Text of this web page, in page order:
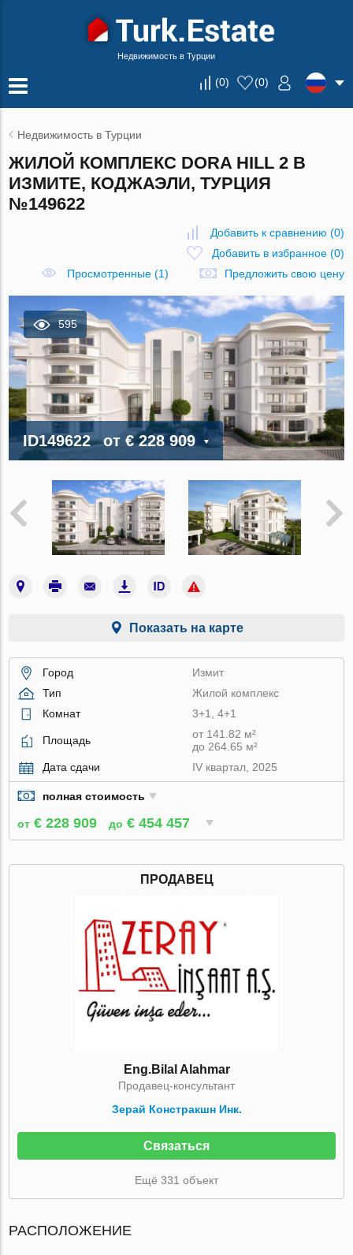
Недвижимость в Турции
(0) (0)
Недвижимость в Турции
ЖИЛОЙ КОМПЛЕКС DORA HILL 2 В
ИЗМИТЕ, КОДЖАЭЛИ, ТУРЦИЯ
№149622
Добавить к сравнению (0)
Добавить в избранное(0)
Просмотренные (1)
Предложить свою цену
595
ID149622 от € 228 909
Показать на карте
Город
Измит
Тип
Жилой комплекс
Комнат
3+1, 4+1
Площадь
от 141.82 м²
до 264.65 м²
Дата сдачи
IV квартал, 2025
полная стоимость
от € 228 909 до € 454 457
ПРОДАВЕЦ
Eng.Bilal Alahmar
Продавец-консультант
Зерай Констракшн Инк.
Связаться
Ещё 331 объект
РАСПОЛОЖЕНИЕ